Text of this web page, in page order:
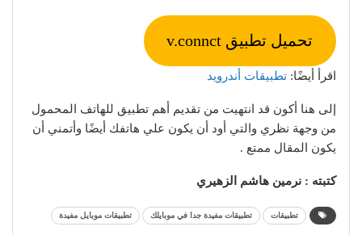
تحميل تطبيق v.connct
اقرأ أيضًا: تطبيقات أندرويد
إلى هنا أكون قد انتهيت من تقديم أهم تطبيق للهاتف المحمول
من وجهة نظري والتي أود أن يكون علي هاتفك أيضًا وأتمني أن
يكون المقال ممتع .
كتبته : نرمين هاشم الزهيري
تطبيقات تطبيقات مفيدة جدا في موبايلك تطبيقات موبايل مفيدة